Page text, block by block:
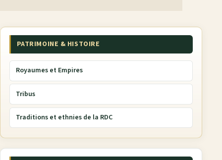
PATRIMOINE & HISTOIRE
Royaumes et Empires
Tribus
Traditions et ethnies de la RDC